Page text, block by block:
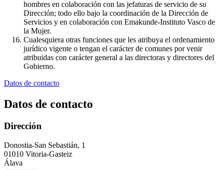
hombres en colaboración con las jefaturas de servicio de su
Dirección; todo ello bajo la coordinación de la Dirección de
Servicios y en colaboración con Emakunde-Instituto Vasco de
la Mujer.
Cualesquiera otras funciones que les atribuya el ordenamiento
jurídico vigente o tengan el carácter de comunes por venir
atribuidas con carácter general a las directoras y directores del
Gobierno.
Datos de contacto
Datos de contacto
Dirección
Donostia-San Sebastián, 1
01010 Vitoria-Gasteiz
Álava